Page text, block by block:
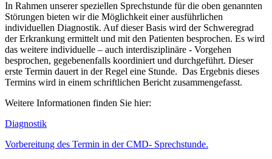
In Rahmen unserer speziellen Sprechstunde für die oben genannten
Störungen bieten wir die Möglichkeit einer ausführlichen
individuellen Diagnostik. Auf dieser Basis wird der Schweregrad
der Erkrankung ermittelt und mit den Patienten besprochen. Es wird
das weitere individuelle – auch interdisziplinäre - Vorgehen
besprochen, gegebenenfalls koordiniert und durchgeführt. Dieser
erste Termin dauert in der Regel eine Stunde. Das Ergebnis dieses
Termins wird in einem schriftlichen Bericht zusammengefasst.
Weitere Informationen finden Sie hier:
Diagnostik
Vorbereitung des Termin in der CMD- Sprechstunde.